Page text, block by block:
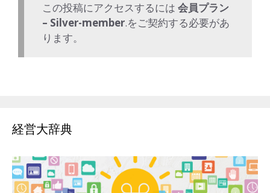
この投稿にアクセスするには 会員プラン
– Silver-member.をご契約する必要があ
ります。
経営大辞典